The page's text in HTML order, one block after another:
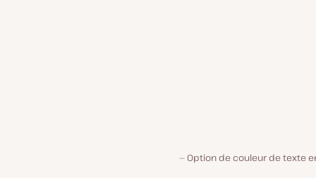
Option de couleur de texte